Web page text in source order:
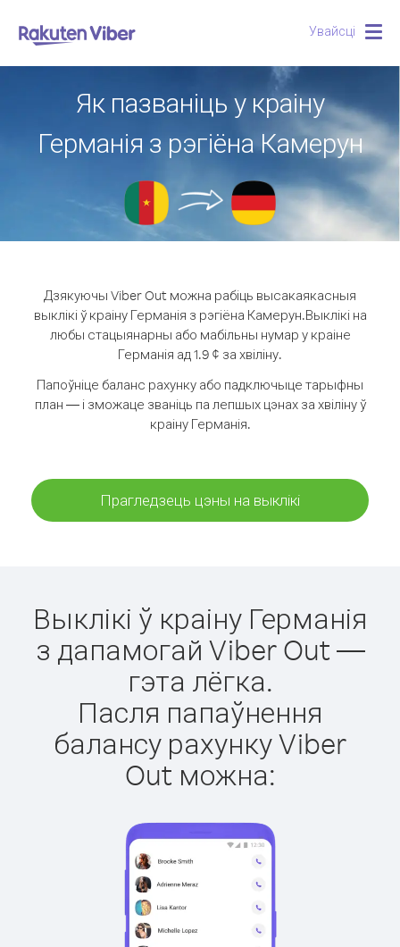
Увайсці
Як пазваніць у краіну
Германія з рэгіёна Камерун
Дзякуючы Viber Out можна рабіць высакаякасныя
выклікі ў краіну Германія з рэгіёна Камерун.Выклікі на
любы стацыянарны або мабільны нумар у краіне
Германія ад 1.9 ¢ за хвіліну.
Папоўніце баланс рахунку або падключыце тарыфны
план — і зможаце званіць па лепшых цэнах за хвіліну ў
краіну Германія.
Прагледзець цэны на выклікі
Выклікі ў краіну Германія
з дапамогай Viber Out —
гэта лёгка.
Пасля папаўнення
балансу рахунку Viber
Out можна: